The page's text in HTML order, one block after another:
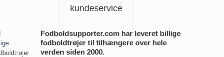
kundeservice
Fodboldsupporter.com har leveret billige
fodboldtrøjer til tilhængere over hele
verden siden 2000.